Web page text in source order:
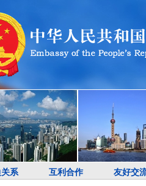
系 互利合作 友好交